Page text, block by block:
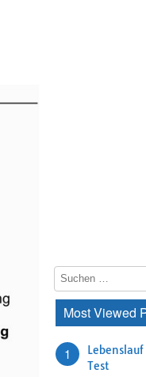
Most Viewed
1
Test